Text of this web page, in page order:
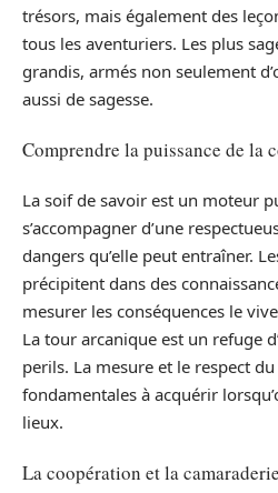
trésors, mais également des
tous les aventuriers. Les plus
grandis, armés non seulement
aussi de sagesse.
Comprendre la puissance de la
La soif de savoir est un moteur
s’accompagner d’une
dangers qu’elle peut entraîner.
précipitent dans des
mesurer les conséquences le
La tour arcanique est un refuge
perils. La mesure et le respect
fondamentales à acquérir
lieux.
La coopération et la